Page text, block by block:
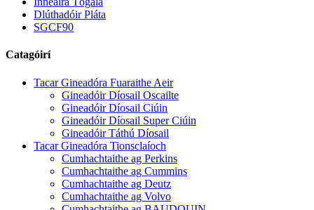
Dlúthadóir Pláta
SGCF90
Catagóirí
Tacar Gineadóra Fuaraithe Aeir
Gineadóir Díosail Oscailte
Gineadóir Díosail Ciúin
Gineadóir Díosail Super Ciúin
Gineadóir Táthú Díosail
Tacar Gineadóra Tionsclaíoch
Cumhachtaithe ag Perkins
Cumhachtaithe ag Cummins
Cumhachtaithe ag Deutz
Cumhachtaithe ag Volvo